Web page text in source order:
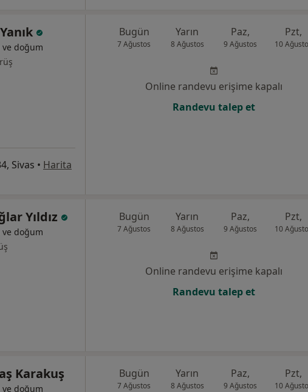
ve doğum
Sivas • Harita
Bugün
7 Ağustos
Yarın
8 Ağustos
Paz,
9 Ağustos
Pzt,
10
Online randevu erişime kapalı
Randevu talep et
Yıldız
ve doğum
Bugün
7 Ağustos
Yarın
8 Ağustos
Paz,
9 Ağustos
Pzt,
10
Online randevu erişime kapalı
Randevu talep et
Karakuş
ve doğum
Bugün
7 Ağustos
Yarın
8 Ağustos
Paz,
9 Ağustos
Pzt,
10